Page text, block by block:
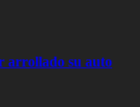
arrollado su auto